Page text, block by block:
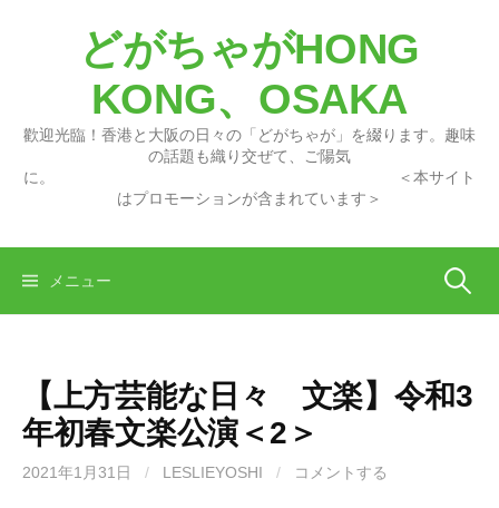
どがちゃがHONG
KONG、OSAKA
歡迎光臨！香港と大阪の日々の「どがちゃが」を綴ります。趣味
の話題も織り交ぜて、ご陽気
に。 ＜本サイト
はプロモーションが含まれています＞
メニュー 検
【上方芸能な日々 文楽】令和3
年初春文楽公演＜2＞
2021年1月31日 / LESLIEYOSHI / コメントする